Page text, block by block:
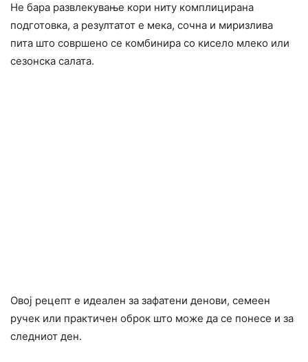
Не бара развлекување кори ниту комплицирана
подготовка, а резултатот е мека, сочна и миризлива
пита што совршено се комбинира со кисело млеко или
сезонска салата.
Овој рецепт е идеален за зафатени денови, семеен
ручек или практичен оброк што може да се понесе и за
следниот ден.